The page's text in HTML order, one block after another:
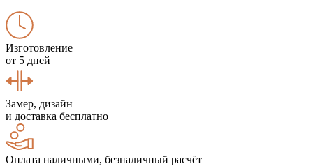
Изготовление
от 5 дней
Замер, дизайн
и доставка бесплатно
Оплата наличными, безналичный расчёт